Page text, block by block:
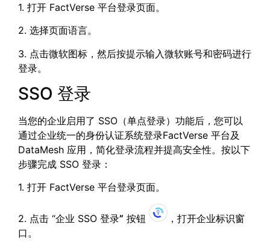
1. 打开 FactVerse 平台登录页面。
2. 选择页面语言。
3. 点击微软图标，然后按提示输入微软账号和密码进行
登录。
SSO 登录
当您的企业启用了 SSO（单点登录）功能后，您可以
通过企业统一的身份认证系统登录FactVerse 平台及
DataMesh 应用，简化登录流程并提高安全性。按以下
步骤完成 SSO 登录：
1. 打开 FactVerse 平台登录页面。
2. 点击 “企业 SSO 登录” 按钮
，打开企业标识窗
口。